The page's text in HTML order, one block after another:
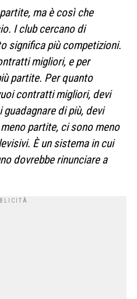
ma è così che
I club cercano di
significa più competizioni.
migliori, e per
partite. Per quanto
contratti migliori, devi
di più, devi
partite, ci sono meno
È un sistema in cui
dovrebbe rinunciare a